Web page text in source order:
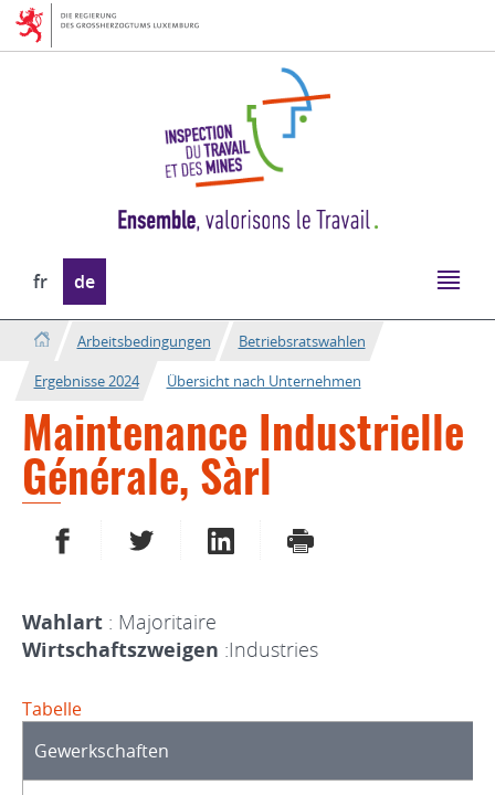
Zur
Navigation
Zum
Inhalt
Sprache
wechseln
fr de
Arbeitsbedingungen
Betriebsratswahlen
Ergebnisse 2024
Übersicht nach Unternehmen
Maintenance Industrielle
Générale, Sàrl
AUF FACEBOOK TEILENAUF TWITTER TEILENAUF LINKEDIN TEILEN
DRUCKEN
Wahlart : Majoritaire
Wirtschaftszweigen :Industries
Tabelle
Gewerkschaften